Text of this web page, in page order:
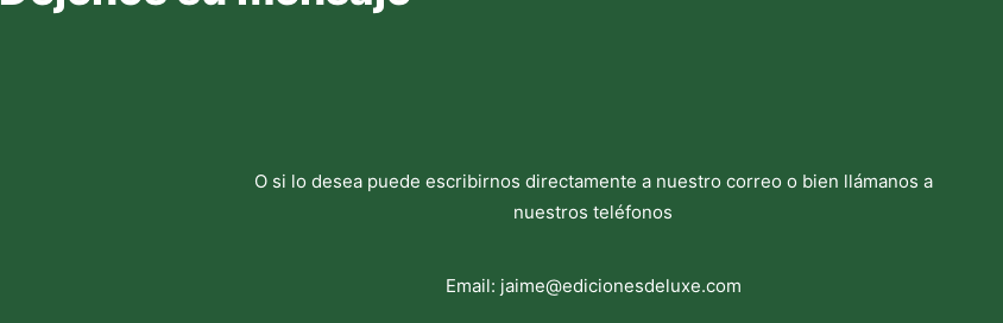
O si lo desea puede escribirnos directamente a nuestro correo o bien llámanos a
nuestros teléfonos
Email: jaime@edicionesdeluxe.com